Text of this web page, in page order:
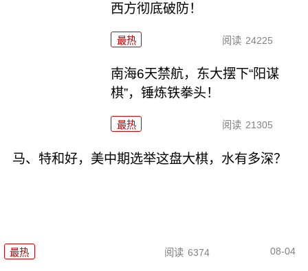
西方彻底破防！
最热 阅读 24225
南海6天禁航，东大摆下“阳谋
棋”，锤炼铁拳头！
最热 阅读 21305
马、特和好，美中期选举这盘大棋，水有多深？
最热 阅读 6374 08-04